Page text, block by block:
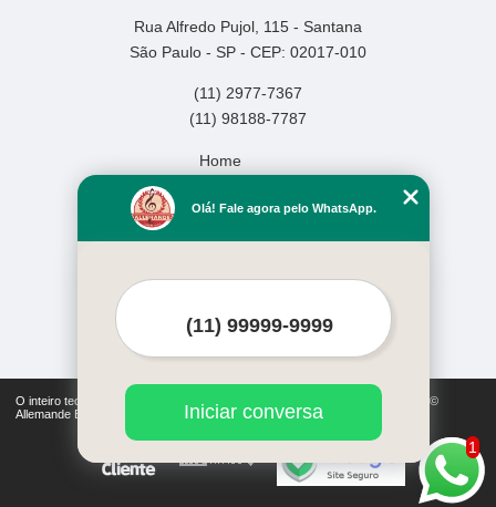
Rua Alfredo Pujol, 115 - Santana
São Paulo - SP - CEP: 02017-010
(11) 2977-7367
(11) 98188-7787
Home
Missão
O inteiro teor deste site está sujeito à proteção de direitos autorais. Copyright©
Allemande Escola de Música (Lei 9610 de 19/02/1998)
1
Olá! Fale agora pelo WhatsApp.
Iniciar conversa